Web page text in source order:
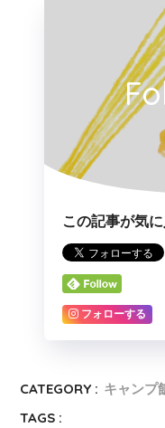
この記事が気
フォローする
CATEGORY : キャンプ
TAGS :